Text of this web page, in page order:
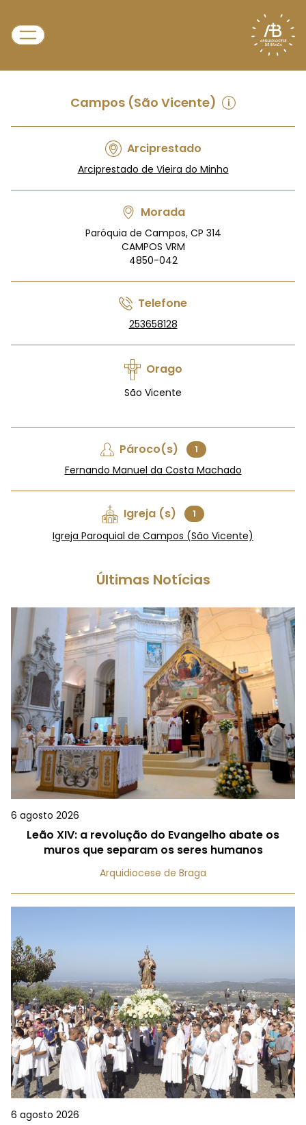
Campos (São Vicente)
Arciprestado
Arciprestado de Vieira do Minho
Morada
Paróquia de Campos, CP 314
CAMPOS VRM
4850-042
Telefone
253658128
Orago
São Vicente
Pároco(s) 1
Fernando Manuel da Costa Machado
Igreja (s) 1
Igreja Paroquial de Campos (São Vicente)
Últimas Notícias
6 agosto 2026
Leão XIV: a revolução do Evangelho abate os
muros que separam os seres humanos
Arquidiocese de Braga
6 agosto 2026